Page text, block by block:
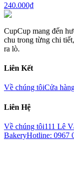
240.000₫
CupCup mang đến
chu trong từng chi
ra lò.
Liên Kết
Về chúng tôiCửa
Liên Hệ
Về chúng tôi111 Lê
BakeryHotline: 0967